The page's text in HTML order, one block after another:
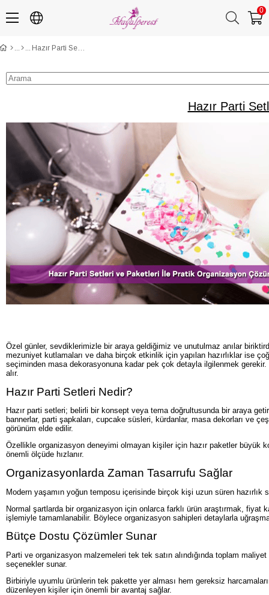
0
Hazır Parti Setleri ve Paketleri İle Pratik Organizasyon Çözümleri
Hazır Parti
Özel günler, sevdiklerimizle bir araya geldiğimiz ve unutulmaz anılar
mezuniyet kutlamaları ve daha birçok etkinlik için yapılan hazırlıklar ise
seçiminden masa dekorasyonuna kadar pek çok detayla ilgilenmek
alır.
Hazır Parti Setleri Nedir?
Hazır parti setleri; belirli bir konsept veya tema doğrultusunda bir araya
bannerlar, parti şapkaları, cupcake süsleri, kürdanlar, masa dekorları ve
görünüm elde edilir.
Özellikle organizasyon deneyimi olmayan kişiler için hazır paketler büyük
önemli ölçüde hızlanır.
Organizasyonlarda Zaman Tasarrufu Sağlar
Modern yaşamın yoğun temposu içerisinde birçok kişi uzun süren
Normal şartlarda bir organizasyon için onlarca farklı ürün araştırmak, fiyat
işlemiyle tamamlanabilir. Böylece organizasyon sahipleri detaylarla
Bütçe Dostu Çözümler Sunar
Parti ve organizasyon malzemeleri tek tek satın alındığında toplam
seçenekler sunar.
Birbiriyle uyumlu ürünlerin tek pakette yer alması hem gereksiz
düzenleyen kişiler için önemli bir avantaj sağlar.